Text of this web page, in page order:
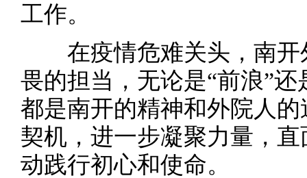
工作。
在疫情危难关头，南开
畏的担当，无论是“前浪”
都是南开的精神和外院人
契机，进一步凝聚力量，
动践行初心和使命。